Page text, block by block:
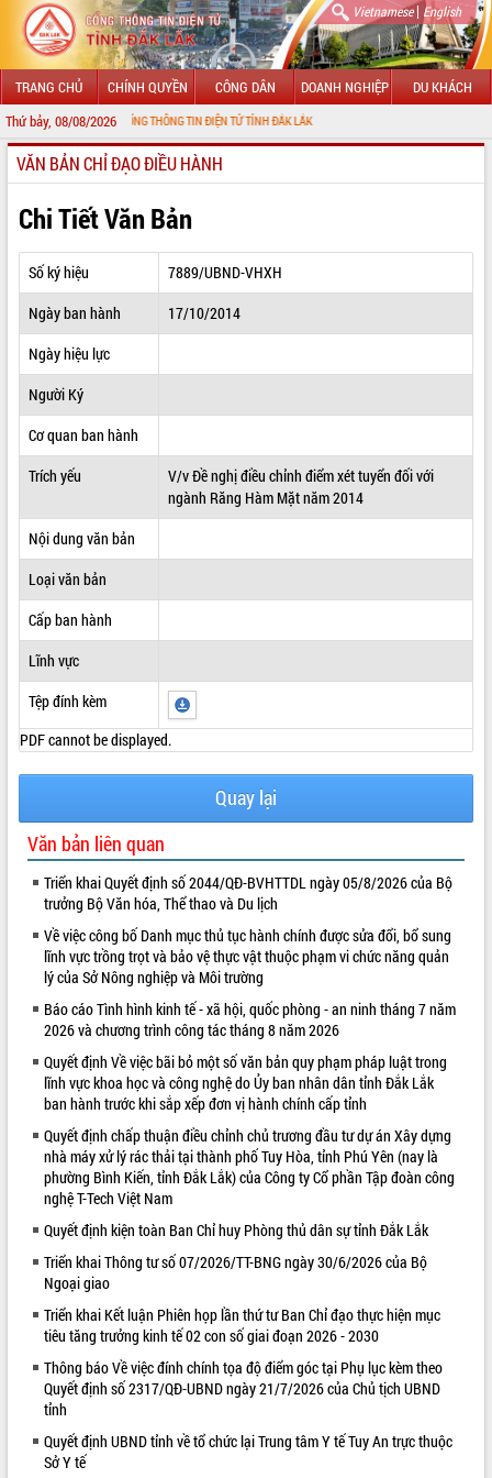
Vietnamese| English
TRANG CHỦ CHÍNH QUYỀN CÔNG DÂN DOANH NGHIỆP DU KHÁCH
Thứ bảy, 08/08/2026
ĐẾN VỚI CỔNG THÔNG TIN ĐIỆN TỬ TỈNH ĐẮK LẮK
GIỚI THIỆU
LÃNH ĐẠO UBND TỈNH
TIN TỨC SỰ KIỆN
SỞ, BAN, NGÀNH
THÔNG TIN CHỈ ĐẠO ĐIỀU HÀNH
HỆ THỐNG VĂN BẢN
VĂN BẢN HĐND TỈNH
ĐIỂM TIN VĂN BẢN
VIDEO
Khám bệnh, cấp phát thuốc miễn phí
và tặng quà người dân xã Cư Pui
Hội nghị UBND tỉnh Đắk Lắk thường kỳ
tháng 7/2026
Lễ truy tặng danh hiệu “Bà Mẹ Việt
Nam Anh hùng” và trao Huân chương
Lao động
UBND tỉnh Đắk Lắk triển khai nhiệm
Kỳ họp thứ Hai, Hội đồng nhân dân
ALBUM ẢNH
VĂN BẢN CHỈ ĐẠO ĐIỀU HÀNH
Chi Tiết Văn Bản
Số ký hiệu
7889/UBND-VHXH
Ngày ban hành
17/10/2014
Ngày hiệu lực
Người Ký
Cơ quan ban hành
Trích yếu
V/v Đề nghị điều chỉnh điểm xét tuyển đối với
ngành Răng Hàm Mặt năm 2014
Nội dung văn bản
Loại văn bản
Cấp ban hành
Lĩnh vực
Tệp đính kèm
PDF cannot be displayed.
Quay lại
Văn bản liên quan
Triển khai Quyết định số 2044/QĐ-BVHTTDL ngày 05/8/2026 của Bộ
trưởng Bộ Văn hóa, Thể thao và Du lịch
Về việc công bố Danh mục thủ tục hành chính được sửa đổi, bổ sung
lĩnh vực trồng trọt và bảo vệ thực vật thuộc phạm vi chức năng quản
lý của Sở Nông nghiệp và Môi trường
Báo cáo Tình hình kinh tế - xã hội, quốc phòng - an ninh tháng 7 năm
2026 và chương trình công tác tháng 8 năm 2026
Quyết định Về việc bãi bỏ một số văn bản quy phạm pháp luật trong
lĩnh vực khoa học và công nghệ do Ủy ban nhân dân tỉnh Đắk Lắk
ban hành trước khi sắp xếp đơn vị hành chính cấp tỉnh
Quyết định chấp thuận điều chỉnh chủ trương đầu tư dự án Xây dựng
nhà máy xử lý rác thải tại thành phố Tuy Hòa, tỉnh Phú Yên (nay là
phường Bình Kiến, tỉnh Đắk Lắk) của Công ty Cổ phần Tập đoàn công
nghệ T-Tech Việt Nam
Quyết định kiện toàn Ban Chỉ huy Phòng thủ dân sự tỉnh Đắk Lắk
Triển khai Thông tư số 07/2026/TT-BNG ngày 30/6/2026 của Bộ
Ngoại giao
Triển khai Kết luận Phiên họp lần thứ tư Ban Chỉ đạo thực hiện mục
tiêu tăng trưởng kinh tế 02 con số giai đoạn 2026 - 2030
Thông báo Về việc đính chính tọa độ điểm góc tại Phụ lục kèm theo
Quyết định số 2317/QĐ-UBND ngày 21/7/2026 của Chủ tịch UBND
tỉnh
Quyết định UBND tỉnh về tổ chức lại Trung tâm Y tế Tuy An trực thuộc
Sở Y tế